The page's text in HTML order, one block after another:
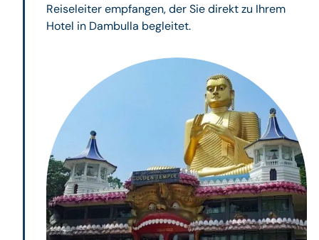
Reiseleiter empfangen, der Sie direkt zu Ihrem
Hotel in Dambulla begleitet.